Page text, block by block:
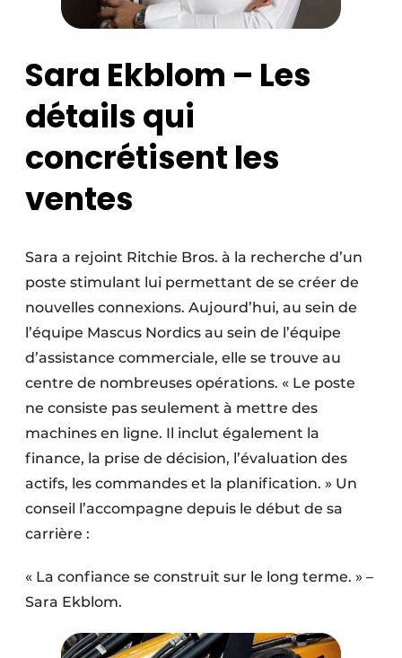
Sara Ekblom – Les
détails qui
concrétisent les
ventes
Sara a rejoint Ritchie Bros. à la recherche d’un
poste stimulant lui permettant de se créer de
nouvelles connexions. Aujourd’hui, au sein de
l’équipe Mascus Nordics au sein de l’équipe
d’assistance commerciale, elle se trouve au
centre de nombreuses opérations. « Le poste
ne consiste pas seulement à mettre des
machines en ligne. Il inclut également la
finance, la prise de décision, l’évaluation des
actifs, les commandes et la planification. » Un
conseil l’accompagne depuis le début de sa
carrière :
« La confiance se construit sur le long terme. » –
Sara Ekblom.